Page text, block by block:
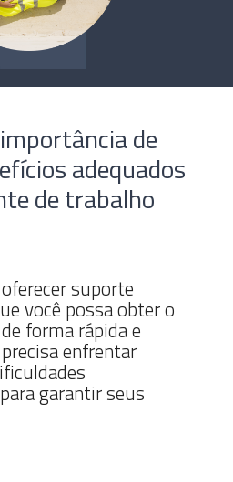
de
adequados
de trabalho
suporte
você possa obter o
forma rápida e
enfrentar
garantir seus